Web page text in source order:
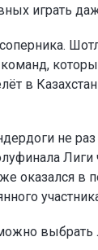
играть
в
не
оказался в